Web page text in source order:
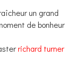
un grand
de bonheur
richard turner